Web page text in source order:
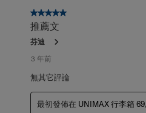
5星，共5星。
推薦文
芬迪
3 年前
無其它評論
最初發佈在 UNIMAX 行李箱